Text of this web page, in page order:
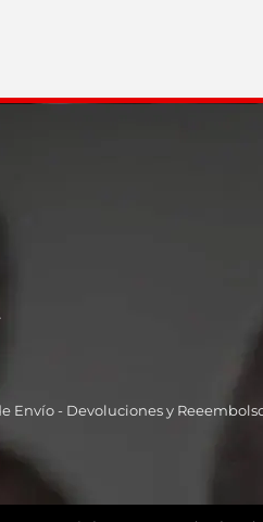
Envío- Devoluciones y